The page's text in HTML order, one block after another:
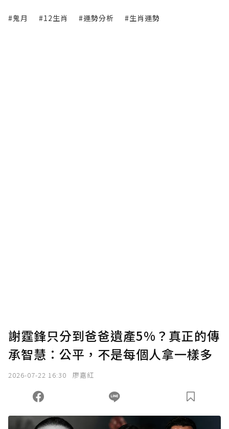
#鬼月 #12生肖 #運勢分析 #生肖運勢
謝霆鋒只分到爸爸遺產5%？真正的傳
承智慧：公平，不是每個人拿一樣多
2026-07-22 16:30 廖嘉紅